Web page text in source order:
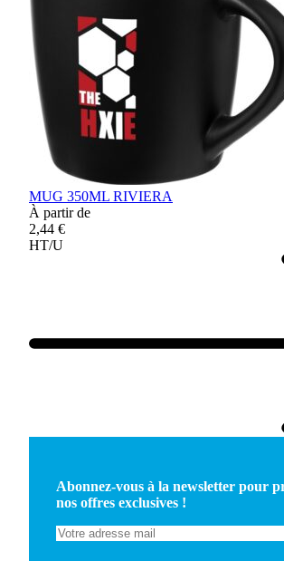
MUG 350ML RIVIERA
À partir de
2,44 €
HT/U
Abonnez-vous à la newsletter pour
nos offres exclusives !